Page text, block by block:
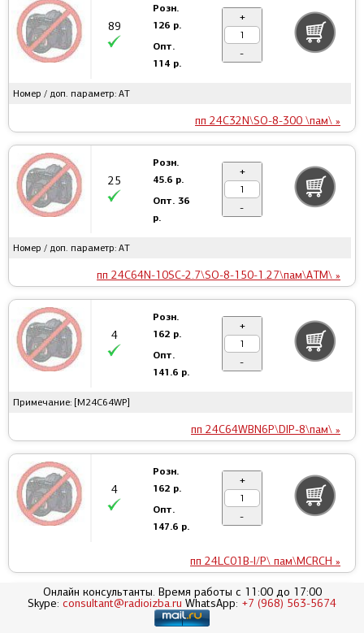
Номер / доп. параметр: AT
пп 24C32N\SO-8-300 \пам\ »
89
Розн.
126 р.
Опт.
114 р.
+
-
Номер / доп. параметр: AT
пп 24C64N-10SC-2.7\SO-8-150-1.27\пам\ATM\ »
25
Розн.
45.6 р.
Опт. 36
р.
+
-
Примечание: [M24C64WP]
пп 24C64WBN6P\DIP-8\пам\ »
4
Розн.
162 р.
Опт.
141.6 р.
+
-
пп 24LC01B-I/P\ пам\MCRCH »
4
Розн.
162 р.
Опт.
147.6 р.
+
-
Розн.
234 р.
Онлайн консультанты. Время работы с 11:00 до 17:00
Skype: consultant@radioizba.ru WhatsApp: +7 (968) 563-5674